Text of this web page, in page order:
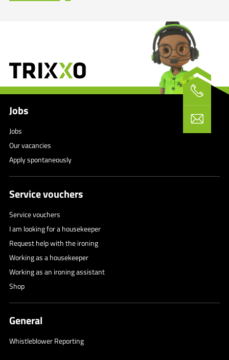
Jobs
Jobs
Our vacancies
Apply spontaneously
Service vouchers
Service vouchers
I am looking for a housekeeper
Request help with the ironing
Working as a housekeeper
Working as an ironing assistant
Shop
General
Whistleblower Reporting